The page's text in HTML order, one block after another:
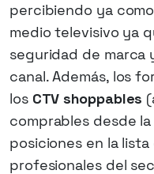
percibiendo ya
medio televisivo ya
seguridad de marca
canal. Además, los
los CTV shoppables
comprables desde
posiciones en la
profesionales del